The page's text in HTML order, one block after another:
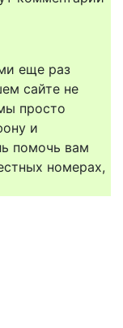
еще раз
сайте не
просто
и
помочь вам
номерах,